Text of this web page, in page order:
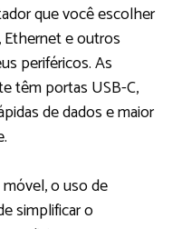
que você escolher
e outros
periféricos. As
têm portas USB-C,
de dados e maior
o uso de
simplificar o